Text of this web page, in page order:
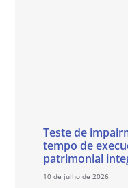
Teste de
tempo de
patrimonial
10 de julho de 2026